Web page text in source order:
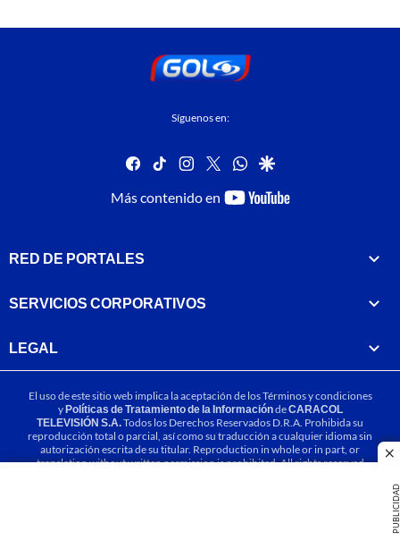
PUBLICIDAD
Síguenos en:
facebook
tiktok instagram
twitterwhatsapp
google
Más contenido en
youtube-
RED DE PORTALES
SERVICIOS CORPORATIVOS
LEGAL
El uso de este sitio web implica la aceptación de losTérminos y condiciones
yPolíticas de Tratamiento de la InformacióndeCARACOL
TELEVISIÓN S.A.Todos los Derechos Reservados D.R.A. Prohibida su
reproducción total o parcial, así como su traducción a cualquier idioma sin
autorización escrita de su titular. Reproduction in whole or in part, or
translation without written permission is prohibited. All rights reserved